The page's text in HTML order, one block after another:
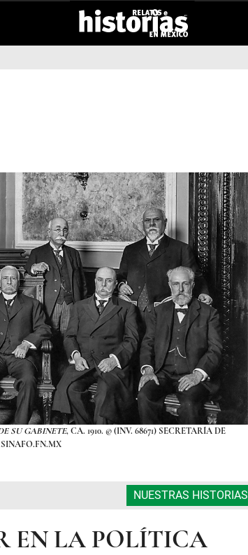
SU GABINETE, CA. 1910. © (INV. 68671) SECRETARÍA DE
NUESTRAS HISTORIAS
EN LA POLÍTICA